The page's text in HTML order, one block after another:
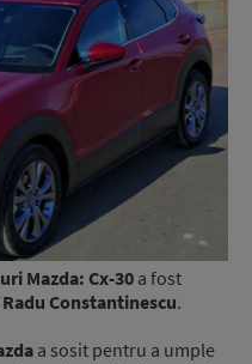
Mazda: Cx-30a fost
Radu Constantinescu.
a sosit pentru a umple